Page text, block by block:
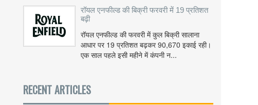
रॉयल एनफील्ड की बिक्री फरवरी में 19 प्रतिशत
बढ़ी
रॉयल एनफील्ड की फरवरी में कुल बिक्री सालाना
आधार पर 19 प्रतिशत बढ़कर 90,670 इकाई रही।
एक साल पहले इसी महीने में कंपनी न...
RECENT ARTICLES